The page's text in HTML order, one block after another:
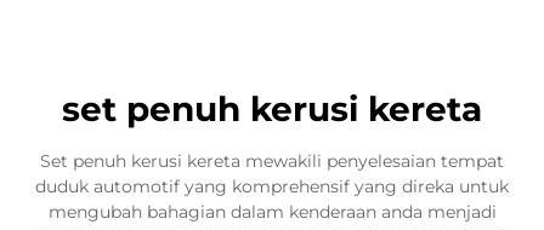
set penuh kerusi kereta
Set penuh kerusi kereta mewakili penyelesaian tempat
duduk automotif yang komprehensif yang direka untuk
mengubah bahagian dalam kenderaan anda menjadi